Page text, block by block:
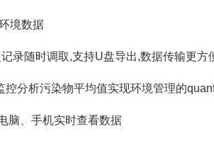
境数据
录随时调取,支持U盘导出,数据传输更方
分析污染物平均值实现环境管理的
脑、手机实时查看数据